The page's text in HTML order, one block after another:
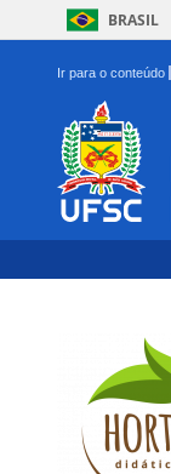
BRASIL
Ir para o conteúdo